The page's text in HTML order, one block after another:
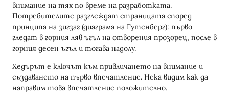
внимание на тях по време на разработката.
Потребителите разглеждат страницата според
принципа на зигзаг (диаграма на Гутенберг): първо
гледат в горния ляв ъгъл на отворения прозорец, после в
горния десен ъгъл и тогава надолу.
Хедърът е ключът към привличането на внимание и
създаването на първо впечатление. Нека видим как да
направим това впечатление положително.